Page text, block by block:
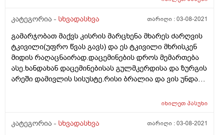
კატეგორია - სხვადასხვა თარიღი :03-08-2021
გამარჯობათ მაქვს კისრის მარცხენა მხარეს ძარღვის
ტკივილი(უფრო წვას გავს) და ეს ტკივილი მხრისკენ
მიდის რაღაცნაირად.დაცემინების დროს მემართება
ასე.ხანდახან დაცემინებისას გულმკერდისა და ზურგის
არეში დამივლის სისუსტე.რისი ბრალია და ვის უნდა
იხილეთპასუხი
კატეგორია - სხვადასხვა თარიღი :03-08-2021